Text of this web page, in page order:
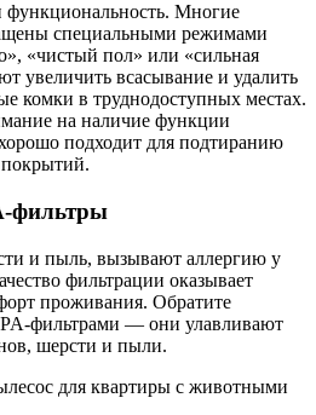
Многие
специальными режимами
«чистый пол» или «сильная
увеличить всасывание и удалить
комки в труднодоступных местах.
на наличие функции
подходит для подтиранию
фильтры
и пыль, вызывают аллергию у
фильтрации оказывает
проживания. Обратите
фильтрами — они улавливают
шерсти и пыли.